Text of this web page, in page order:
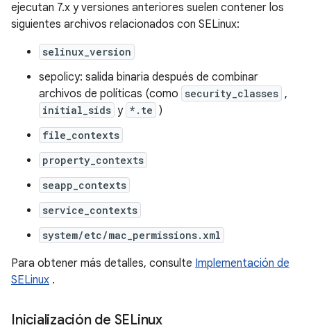
ejecutan 7.x y versiones anteriores suelen contener los
siguientes archivos relacionados con SELinux:
selinux_version
sepolicy: salida binaria después de combinar
archivos de políticas (como security_classes ,
initial_sids y *.te )
file_contexts
property_contexts
seapp_contexts
service_contexts
system/etc/mac_permissions.xml
Para obtener más detalles, consulte Implementación de
SELinux .
Inicialización de SELinux